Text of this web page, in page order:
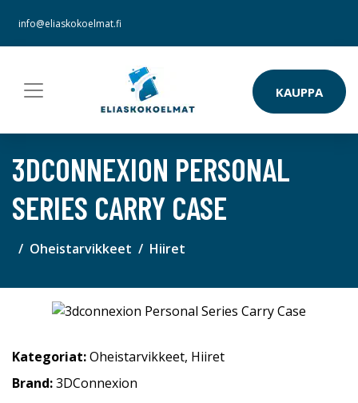
info@eliaskokoelmat.fi
KAUPPA
3DCONNEXION PERSONAL
SERIES CARRY CASE
Oheistarvikkeet Hiiret
Kategoriat:Oheistarvikkeet, Hiiret
Brand:3DConnexion